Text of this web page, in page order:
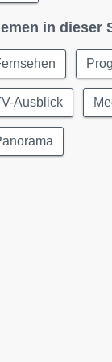
in dieser
Ausblick